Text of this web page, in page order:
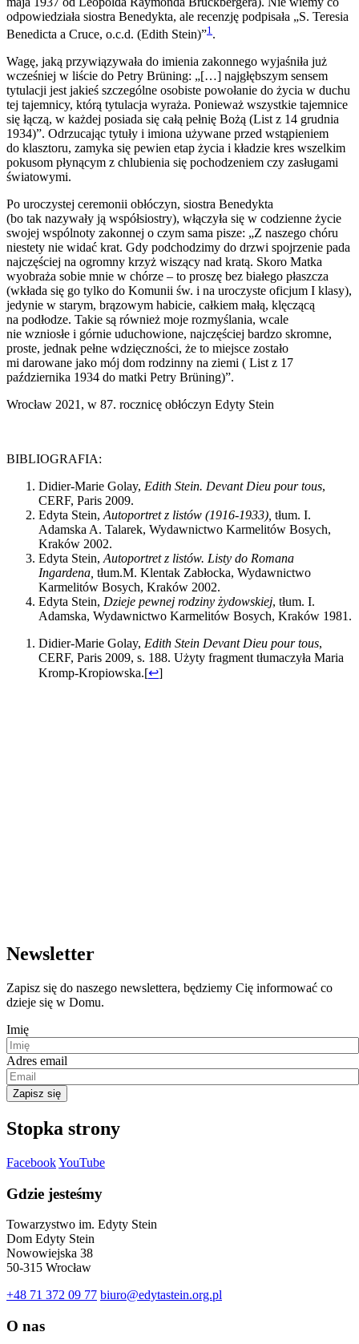
odpowiedziała siostra Benedykta, ale recenzję podpisała „S. Teresia
Benedicta a Cruce, o.c.d. (Edith Stein)”1 .
Wagę, jaką przywiązywała do imienia zakonnego wyjaśniła już
wcześniej w liście do Petry Brüning: „[…] najgłębszym sensem
tytulacji jest jakieś szczególne osobiste powołanie do życia w duchu
tej tajemnicy, którą tytulacja wyraża. Ponieważ wszystkie tajemnice
się łączą, w każdej posiada się całą pełnię Bożą (List z 14 grudnia
1934)”. Odrzucając tytuły i imiona używane przed wstąpieniem
do klasztoru, zamyka się pewien etap życia i kładzie kres wszelkim
pokusom płynącym z chlubienia się pochodzeniem czy zasługami
światowymi.
Po uroczystej ceremonii obłóczyn, siostra Benedykta
(bo tak nazywały ją współsiostry), włączyła się w codzienne życie
swojej wspólnoty zakonnej o czym sama pisze: „Z naszego chóru
niestety nie widać krat. Gdy podchodzimy do drzwi spojrzenie pada
najczęściej na ogromny krzyż wiszący nad kratą. Skoro Matka
wyobraża sobie mnie w chórze – to proszę bez białego płaszcza
(wkłada się go tylko do Komunii św. i na uroczyste oficjum I klasy),
jedynie w starym, brązowym habicie, całkiem małą, klęczącą
na podłodze. Takie są również moje rozmyślania, wcale
nie wzniosłe i górnie uduchowione, najczęściej bardzo skromne,
proste, jednak pełne wdzięczności, że to miejsce zostało
mi darowane jako mój dom rodzinny na ziemi ( List z 17
października 1934 do matki Petry Brüning)”.
Wrocław 2021, w 87. rocznicę obłóczyn Edyty Stein
BIBLIOGRAFIA:
Didier-Marie Golay, Edith Stein. Devant Dieu pour tous,
CERF, Paris 2009.
Edyta Stein, Autoportret z listów (1916-1933), tłum. I.
Adamska A. Talarek, Wydawnictwo Karmelitów Bosych,
Kraków 2002.
Edyta Stein, Autoportret z listów. Listy do Romana
Ingardena, tłum.M. Klentak Zabłocka, Wydawnictwo
Karmelitów Bosych, Kraków 2002.
Edyta Stein, Dzieje pewnej rodziny żydowskiej, tłum. I.
Adamska, Wydawnictwo Karmelitów Bosych, Kraków 1981.
Didier-Marie Golay, Edith Stein Devant Dieu pour tous,
CERF, Paris 2009, s. 188. Użyty fragment tłumaczyła Maria
Kromp-Kropiowska.[↩]
Newsletter
Zapisz się do naszego newslettera, będziemy Cię informować co
dzieje się w Domu.
Imię
Adres email
Zapisz się
Stopka strony
FacebookYouTube
Gdzie jesteśmy
Towarzystwo im. Edyty Stein
Dom Edyty Stein
Nowowiejska 38
50-315 Wrocław
+48 71 372 09 77 biuro@edytastein.org.pl
O nas